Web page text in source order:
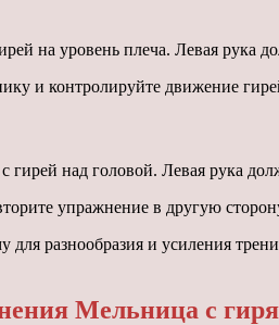
на уровень плеча. Левая рука
и контролируйте движение
над головой. Левая рука
упражнение в другую
разнообразия и усиления
Мельница с